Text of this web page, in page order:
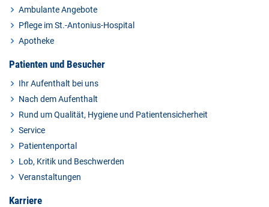
Ambulante Angebote
Pflege im St.-Antonius-Hospital
Apotheke
Patienten und Besucher
Ihr Aufenthalt bei uns
Nach dem Aufenthalt
Rund um Qualität, Hygiene und Patientensicherheit
Service
Patientenportal
Lob, Kritik und Beschwerden
Veranstaltungen
Karriere